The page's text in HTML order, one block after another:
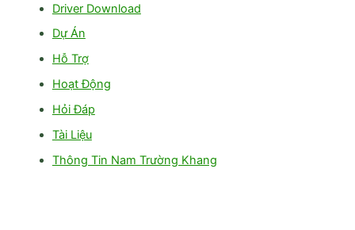
Driver Download
Dự Án
Hỗ Trợ
Hoạt Động
Hỏi Đáp
Tài Liệu
Thông Tin Nam Trường Khang